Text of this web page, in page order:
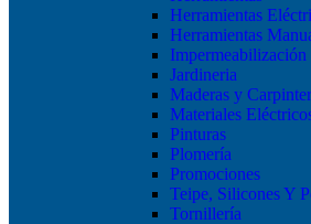
Herramientas
Herramientas
Impermeabilización
Jardineria
Maderas y
Materiales
Pinturas
Plomería
Promociones
Teipe, Silicones Y
Tornillería